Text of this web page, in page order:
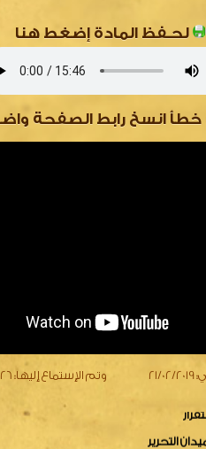
لحـفظ المادة إضغط هنا
خطأ انسخ رابط الصفحة
21/02/2019 وتم الإستماع إليها:
رد الشبهات